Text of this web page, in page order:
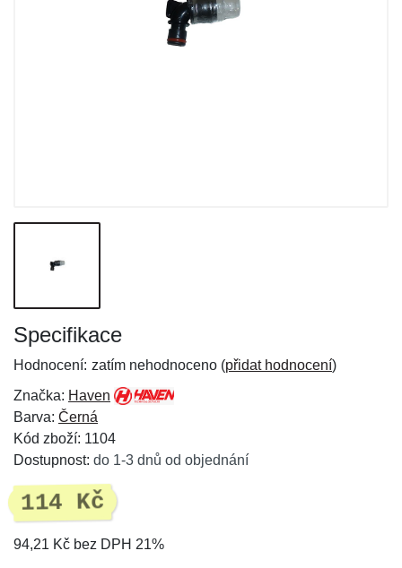
Specifikace
Hodnocení: zatím nehodnoceno (přidat hodnocení)
Značka: Haven
Barva: Černá
Kód zboží: 1104
Dostupnost: do 1-3 dnů od objednání
114 Kč
94,21 Kč bez DPH 21%